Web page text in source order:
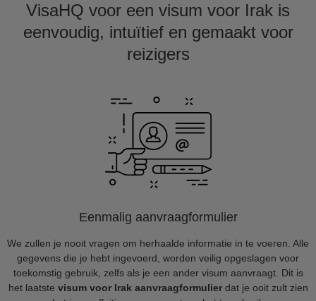
VisaHQ voor een visum voor Irak is
eenvoudig, intuïtief en gemaakt voor
reizigers
Eenmalig aanvraagformulier
We zullen je nooit vragen om herhaalde informatie in te voeren. Alle
gegevens die je hebt ingevoerd, worden veilig opgeslagen voor
toekomstig gebruik, zelfs als je een ander visum aanvraagt. Dit is
het laatste visum voor Irak aanvraagformulierdat je ooit zult zien